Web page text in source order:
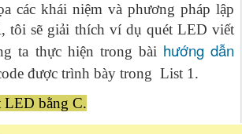
các khái niệm và phương pháp lập
tôi sẽ giải thích ví dụ quét LED viết
ta thực hiện trong bài hướng dẫn
được trình bày trong List 1.
bằng C.